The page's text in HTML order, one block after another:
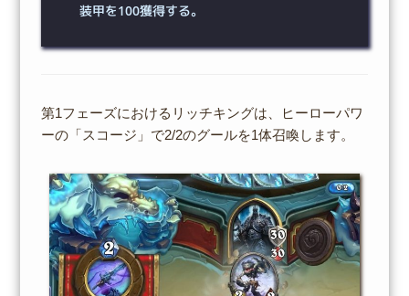
装甲を100獲得する。
第1フェーズにおけるリッチキングは、ヒーローパワ
ーの「スコージ」で2/2のグールを1体召喚します。